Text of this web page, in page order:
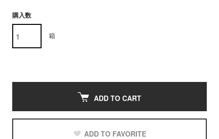
購入数
箱
ADD TO CART
ADD TO FAVORITE